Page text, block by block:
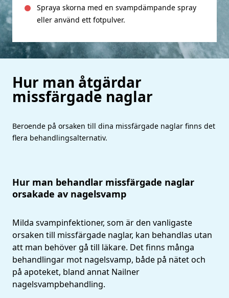
Spraya skorna med en svampdämpande spray
eller använd ett fotpulver.
Hur man åtgärdar
missfärgade naglar
Beroende på orsaken till dina missfärgade naglar finns det
flera behandlingsalternativ.
Hur man behandlar missfärgade naglar
orsakade av nagelsvamp
Milda svampinfektioner, som är den vanligaste
orsaken till missfärgade naglar, kan behandlas utan
att man behöver gå till läkare. Det finns många
behandlingar mot nagelsvamp, både på nätet och
på apoteket, bland annat Nailner
nagelsvampbehandling.